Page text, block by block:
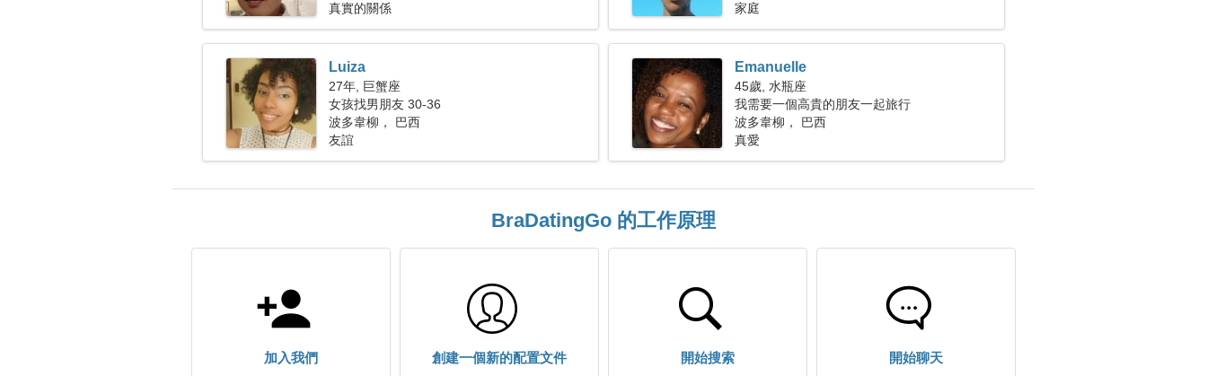
真實的關係
家庭
Luiza
27年, 巨蟹座
女孩找男朋友 30-36
波多韋柳， 巴西
友誼
Emanuelle
45歲, 水瓶座
我需要一個高貴的朋友一起旅行
波多韋柳， 巴西
真愛
BraDatingGo 的工作原理
加入我們 創建一個新的配置文件 開始搜索 開始聊天